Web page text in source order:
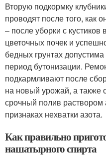
Вторую подкормку
проводят после того, как
– после уборки с
цветочных почек и
бедных грунтах
период бутонизации.
подкармливают после
на новый урожай, а также
срочный полив
признаках нехватки азота.
Как правильно
нашатырного спирта